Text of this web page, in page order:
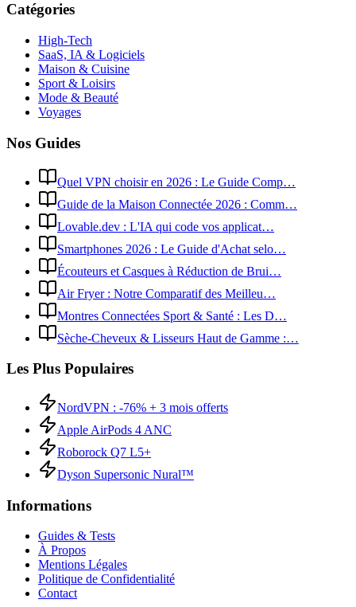
Catégories
High-Tech
SaaS, IA & Logiciels
Maison & Cuisine
Sport & Loisirs
Mode & Beauté
Voyages
Nos Guides
Quel VPN choisir en 2026 : Le Guide Comp…
Guide de la Maison Connectée 2026 : Comm…
Lovable.dev : L'IA qui code vos applicat…
Smartphones 2026 : Le Guide d'Achat selo…
Écouteurs et Casques à Réduction de Brui…
Air Fryer : Notre Comparatif des Meilleu…
Montres Connectées Sport & Santé : Les D…
Sèche-Cheveux & Lisseurs Haut de Gamme :…
Les Plus Populaires
NordVPN : -76% + 3 mois offerts
Apple AirPods 4 ANC
Roborock Q7 L5+
Dyson Supersonic Nural™
Informations
Guides & Tests
À Propos
Mentions Légales
Politique de Confidentialité
Contact